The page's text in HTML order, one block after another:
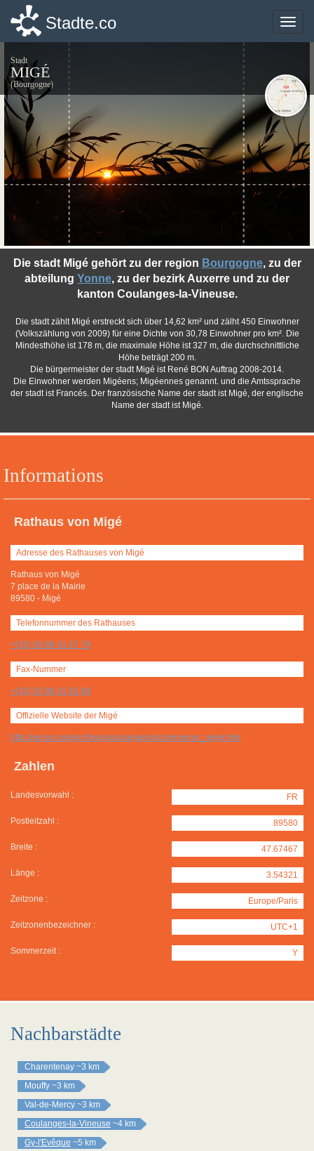
Toggle
Stadte.co
Stadt
MIGÉ
(Bourgogne)
Informations
Rathaus von Migé
Adresse des Rathauses von Migé
Rathaus von Migé
7 place de la Mairie
89580 - Migé
Telefonnummer des Rathauses
+(33) 03 86 41 67 79
Fax-Nummer
+(33) 03 86 41 65 49
Offizielle Website der Migé
http://perso.orange.fr/payscoulangeois/communes_mige.htm
Zahlen
Landesvorwahl : FR
Postleitzahl : 89580
Breite : 47.67467
Länge : 3.54321
Zeitzone : Europe/Paris
Zeitzonenbezeichner : UTC+1
Sommerzeit : Y
Die stadt Migé gehört zu der region Bourgogne, zu der
abteilung Yonne, zu der bezirk Auxerre und zu der
kanton Coulanges-la-Vineuse.
Die stadt zählt Migé erstreckt sich über 14,62 km² und zälht 450 Einwohner
(Volkszählung von 2009) für eine Dichte von 30,78 Einwohner pro km². Die
Mindesthöhe ist 178 m, die maximale Höhe ist 327 m, die durchschnittliche
Höhe beträgt 200 m.
Die bürgermeister der stadt Migé ist René BON Auftrag 2008-2014.
Die Einwohner werden Migéens; Migéennes genannt. und die Amtssprache
der stadt ist Francés. Der französische Name der stadt ist Migé, der englische
Name der stadt ist Migé.
Nachbarstädte
Charentenay ~3 km
Mouffy ~3 km
Val-de-Mercy ~3 km
Coulanges-la-Vineuse ~4 km
Gy-l'Evêque ~5 km
Toggle
Stadte.co